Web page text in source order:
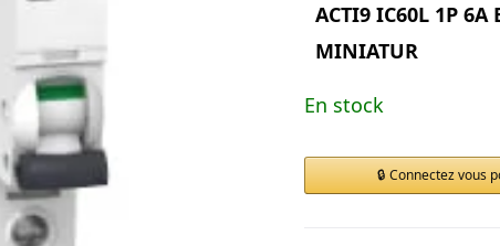
ACTI9 IC60L 1P 6A
MINIATUR
En stock
Connectez vous